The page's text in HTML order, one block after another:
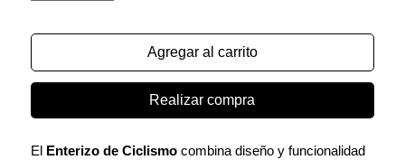
Agregar al carrito
Realizar compra
El Enterizo de Ciclismocombina diseño y funcionalidad